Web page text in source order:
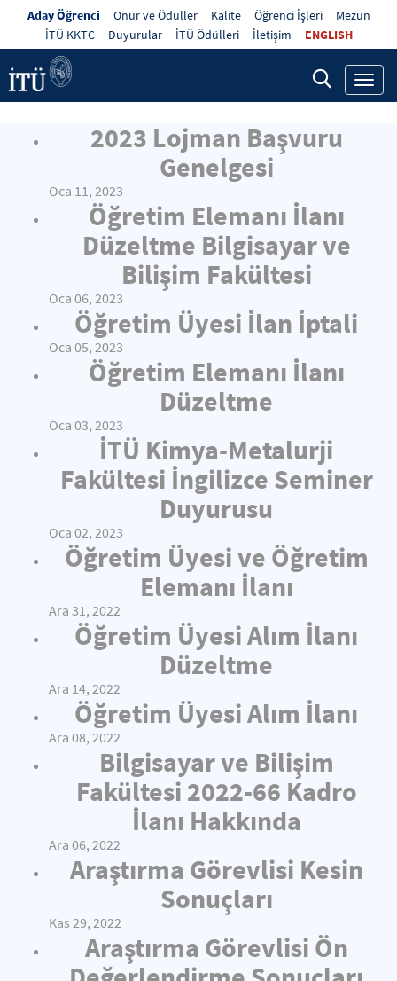
Aday Öğrenci Onur ve Ödüller Kalite Öğrenci İşleri
Mezun
İTÜ KKTC
Duyurular İTÜ Ödülleri İletişim ENGLISH
2023 Lojman Başvuru
Genelgesi
Oca 11, 2023
Öğretim Elemanı İlanı
Düzeltme Bilgisayar ve
Bilişim Fakültesi
Oca 06, 2023
Öğretim Üyesi İlan İptali
Oca 05, 2023
Öğretim Elemanı İlanı
Düzeltme
Oca 03, 2023
İTÜ Kimya-Metalurji
Fakültesi İngilizce Seminer
Duyurusu
Oca 02, 2023
Öğretim Üyesi ve Öğretim
Elemanı İlanı
Ara 31, 2022
Öğretim Üyesi Alım İlanı
Düzeltme
Ara 14, 2022
Öğretim Üyesi Alım İlanı
Ara 08, 2022
Bilgisayar ve Bilişim
Fakültesi 2022-66 Kadro
İlanı Hakkında
Ara 06, 2022
Araştırma Görevlisi Kesin
Sonuçları
Kas 29, 2022
Araştırma Görevlisi Ön